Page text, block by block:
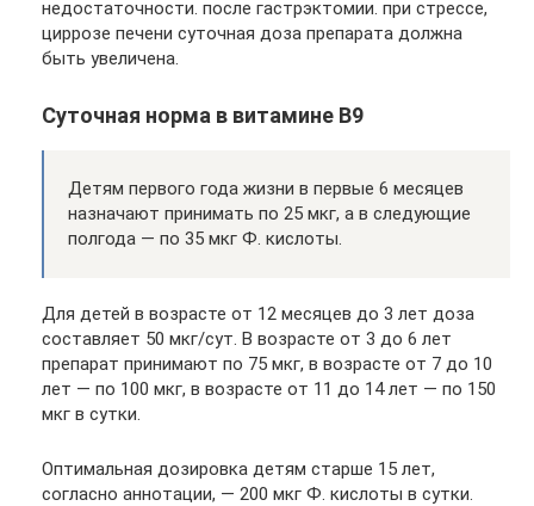
недостаточности. после гастрэктомии. при стрессе,
циррозе печени суточная доза препарата должна
быть увеличена.
Суточная норма в витамине В9
Детям первого года жизни в первые 6 месяцев
назначают принимать по 25 мкг, а в следующие
полгода — по 35 мкг Ф. кислоты.
Для детей в возрасте от 12 месяцев до 3 лет доза
составляет 50 мкг/сут. В возрасте от 3 до 6 лет
препарат принимают по 75 мкг, в возрасте от 7 до 10
лет — по 100 мкг, в возрасте от 11 до 14 лет — по 150
мкг в сутки.
Оптимальная дозировка детям старше 15 лет,
согласно аннотации, — 200 мкг Ф. кислоты в сутки.